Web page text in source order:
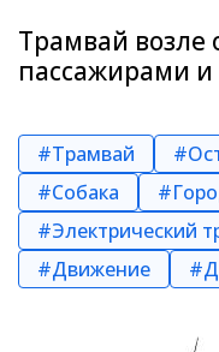
Трамвай возле
пассажирами и
#Трамвай
#Собака
#Электрический
#Движение